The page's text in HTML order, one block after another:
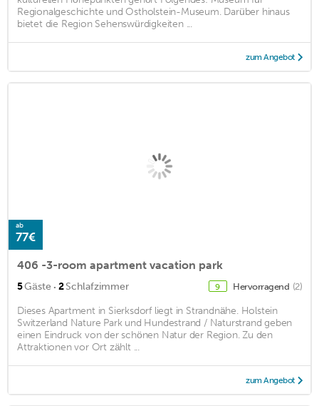
Regionalgeschichte und Ostholstein-Museum. Darüber hinaus
bietet die Region Sehenswürdigkeiten ...
zum Angebot
ab
77€
406 -3-room apartment vacation park
5Gäste · 2Schlafzimmer 9 Hervorragend (2)
Dieses Apartment in Sierksdorf liegt in Strandnähe. Holstein
Switzerland Nature Park und Hundestrand / Naturstrand geben
einen Eindruck von der schönen Natur der Region. Zu den
Attraktionen vor Ort zählt ...
zum Angebot